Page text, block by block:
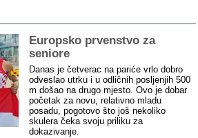
Europsko prvenstvo za
seniore
Danas je četverac na pariće vrlo dobro
odveslao utrku i u odličnih posljenjih 500
m došao na drugo mjesto. Ovo je dobar
početak za novu, relativno mladu
posadu, pogotovo što još nekoliko
skulera čeka svoju priliku za
dokazivanje.